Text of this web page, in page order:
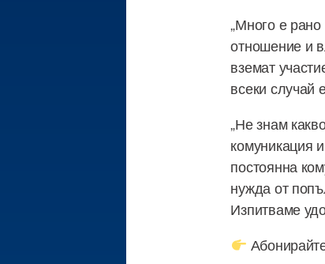
„Много е
отношение и
вземат
всеки случай
„Не знам
комуникация
постоянна
нужда от
Изпитваме